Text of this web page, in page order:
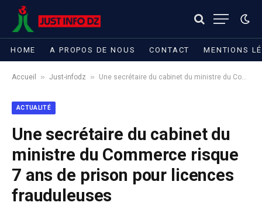
HOME A PROPOS DE NOUS CONTACT MENTIONS
Accueil » Just-infodz » Une secrétaire du cabinet du ministre du Commerce risque 7 ans de prison pour licences frauduleuses
ACTUALITÉ
Une secrétaire du cabinet du
ministre du Commerce risque
7 ans de prison pour licences
frauduleuses